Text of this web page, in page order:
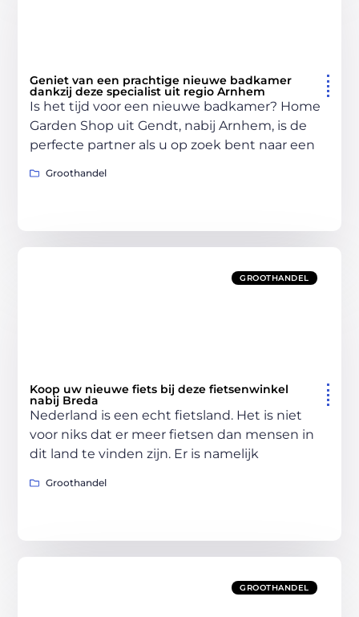
Geniet van een prachtige nieuwe badkamer
dankzij deze specialist uit regio Arnhem
Is het tijd voor een nieuwe badkamer? Home
Garden Shop uit Gendt, nabij Arnhem, is de
perfecte partner als u op zoek bent naar een
Groothandel
GROOTHANDEL
Koop uw nieuwe fiets bij deze fietsenwinkel
nabij Breda
Nederland is een echt fietsland. Het is niet
voor niks dat er meer fietsen dan mensen in
dit land te vinden zijn. Er is namelijk
Groothandel
GROOTHANDEL